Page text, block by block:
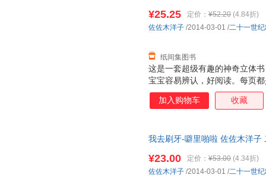
这是一套超级有趣的神奇立体
宝宝容易辨认，好阅读。每页
张诱人，而且采用了一些局部
面，让人看到图画内部的东西
小插页，图案可以根据翻和不
次重复着生活场景，加强宝宝
能力 2. 建立宝宝良好的行为习
¥25.25 定价： ¥52.20 (4.84折)
纸间集图书
佐佐木洋子 /2014-03-01 /二十一世
加入购物车 收藏
我去刷牙-噼里啪啦 佐佐木洋子
¥23.00 定价： ¥53.00 (4.34折)
佐佐木洋子 /2014-03-01 /二十一世